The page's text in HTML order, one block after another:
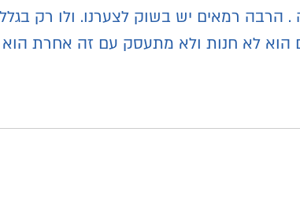
. הרבה רמאים יש בשוק לצערנו. ולו רק
הוא לא חנות ולא מתעסק עם זה אחרת הוא